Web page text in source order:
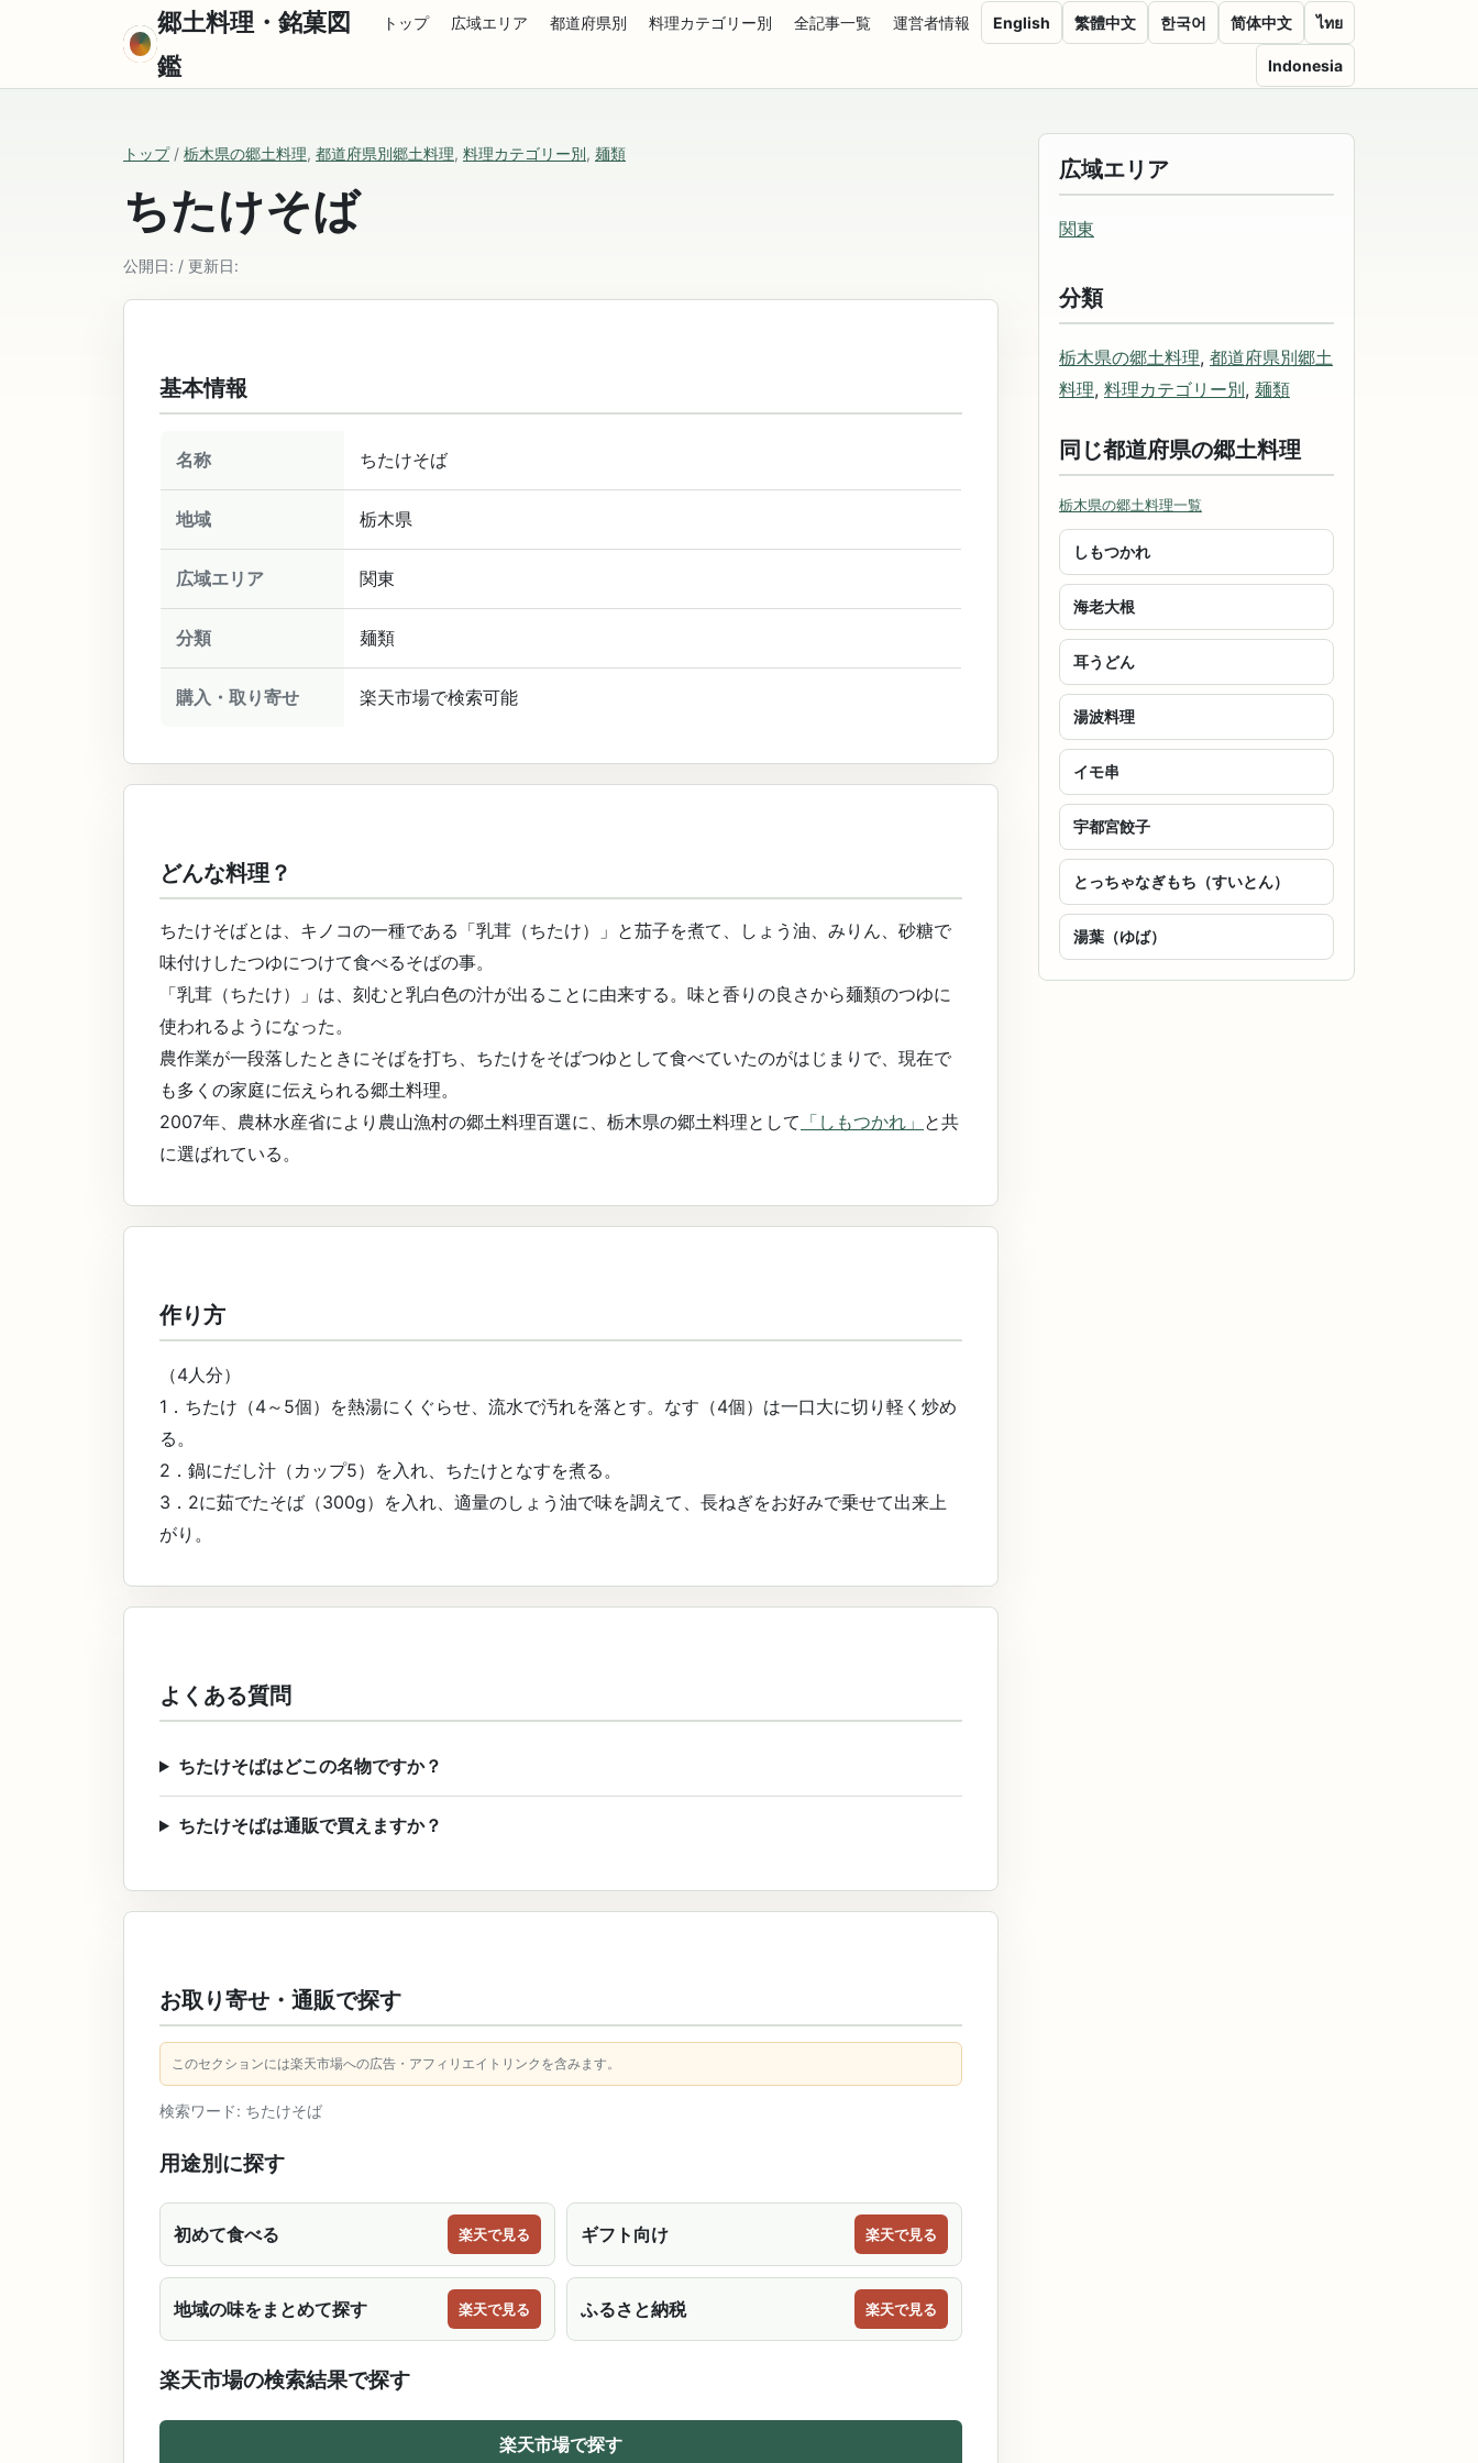
郷土料理・銘菓図
鑑
トップ 広域エリア 都道府県別 料理カテゴリー別 全記事一覧 運営者情報 English 繁體中文 한국어 简体中文 ไทย
Indonesia
トップ/ 栃木県の郷土料理, 都道府県別郷土料理, 料理カテゴリー別, 麺類
ちたけそば
公開日: / 更新日:
基本情報
名称 ちたけそば
地域 栃木県
広域エリア 関東
分類 麺類
購入・取り寄せ 楽天市場で検索可能
どんな料理？
ちたけそばとは、キノコの一種である「乳茸（ちたけ）」と茄子を煮て、しょう油、みりん、砂糖で
味付けしたつゆにつけて食べるそばの事。
「乳茸（ちたけ）」は、刻むと乳白色の汁が出ることに由来する。味と香りの良さから麺類のつゆに
使われるようになった。
農作業が一段落したときにそばを打ち、ちたけをそばつゆとして食べていたのがはじまりで、現在で
も多くの家庭に伝えられる郷土料理。
2007年、農林水産省により農山漁村の郷土料理百選に、栃木県の郷土料理として 「しもつかれ」 と共
に選ばれている。
作り方
（4人分）
1．ちたけ（4～5個）を熱湯にくぐらせ、流水で汚れを落とす。なす（4個）は一口大に切り軽く炒め
る。
2．鍋にだし汁（カップ5）を入れ、ちたけとなすを煮る。
3．2に茹でたそば（300g）を入れ、適量のしょう油で味を調えて、長ねぎをお好みで乗せて出来上
がり。
よくある質問
ちたけそばはどこの名物ですか？
ちたけそばは通販で買えますか？
お取り寄せ・通販で探す
このセクションには楽天市場への広告・アフィリエイトリンクを含みます。
検索ワード: ちたけそば
用途別に探す
初めて食べる 楽天で見る ギフト向け 楽天で見る
地域の味をまとめて探す 楽天で見る ふるさと納税 楽天で見る
楽天市場の検索結果で探す
楽天市場で探す
広域エリア
関東
分類
栃木県の郷土料理, 都道府県別郷土
料理, 料理カテゴリー別, 麺類
同じ都道府県の郷土料理
栃木県の郷土料理一覧
しもつかれ
海老大根
耳うどん
湯波料理
イモ串
宇都宮餃子
とっちゃなぎもち（すいとん）
湯葉（ゆば）